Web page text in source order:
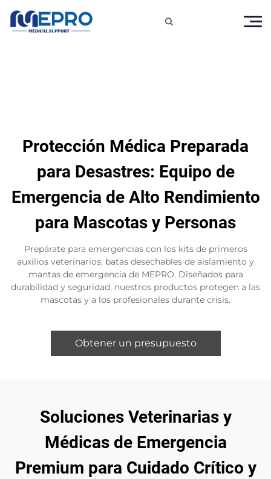

Protección Médica Preparada
para Desastres: Equipo de
Emergencia de Alto Rendimiento
para Mascotas y Personas
Prepárate para emergencias con los kits de primeros
auxilios veterinarios, batas desechables de aislamiento y
mantas de emergencia de MEPRO. Diseñados para
durabilidad y seguridad, nuestros productos protegen a las
mascotas y a los profesionales durante crisis.
Obtener un presupuesto
Soluciones Veterinarias y
Médicas de Emergencia
Premium para Cuidado Crítico y